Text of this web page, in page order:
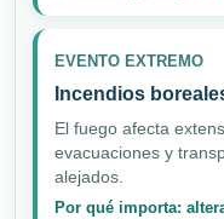
EVENTO EXTREMO
Incendios
El fuego afecta
evacuaciones y
alejados.
Por qué importa: